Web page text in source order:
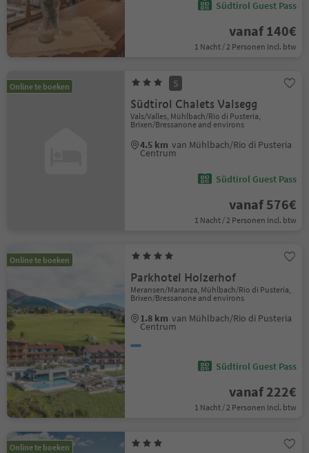
Südtirol Guest Pass
vanaf 140€
1 Nacht / 2 Personen Incl. btw
Online te boeken S
Südtirol Chalets Valsegg
Vals/Valles, Mühlbach/Rio di Pusteria,
Brixen/Bressanone and environs
4.5 km van Mühlbach/Rio di Pusteria
Centrum
Südtirol Guest Pass
vanaf 576€
1 Nacht / 2 Personen Incl. btw
Online te boeken
Parkhotel Holzerhof
Meransen/Maranza, Mühlbach/Rio di Pusteria,
Brixen/Bressanone and environs
1.8 km van Mühlbach/Rio di Pusteria
Centrum
Südtirol Guest Pass
vanaf 222€
1 Nacht / 2 Personen Incl. btw
Online te boeken